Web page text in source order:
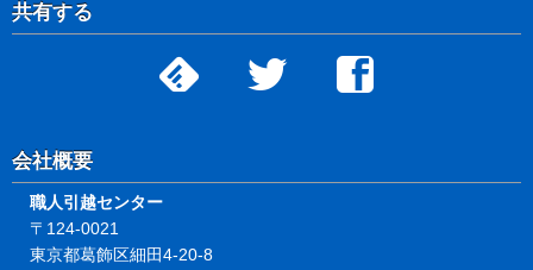
共有する
会社概要
職人引越センター
〒124-0021
東京都葛飾区細田4-20-8